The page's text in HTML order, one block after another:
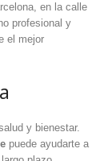
en la calle
profesional y
el mejor
y bienestar.
puede ayudarte a